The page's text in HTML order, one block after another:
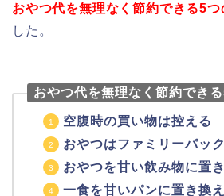
おやつ代を無理なく節約できる5つ
した。
おやつ代を無理なく節約でき
空腹時の買い物は控える
おやつはファミリーパッ
おやつを甘い飲み物に置
一食を甘いパンに置き換